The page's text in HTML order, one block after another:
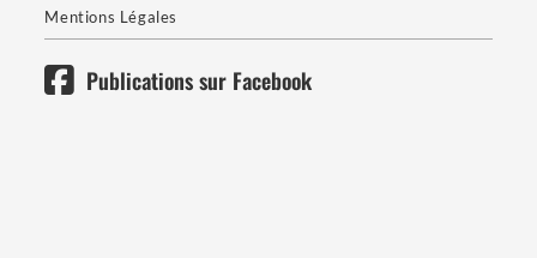
Mentions Légales
Publications sur Facebook